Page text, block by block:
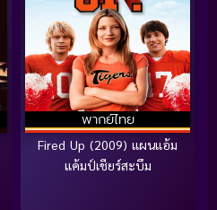
พากย์ไทย
Fired Up (2009) แผนแอ้ม
แค้มป์เชียร์สะบึม